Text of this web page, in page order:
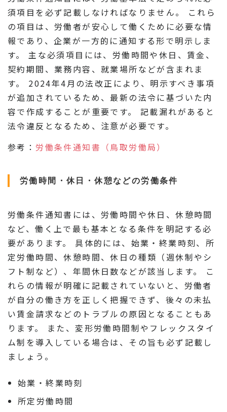
須項目を必ず記載しなければなりません。 これら
の項目は、労働者が安心して働くために必要な情
報であり、企業が一方的に通知する形で明示しま
す。 主な必須項目には、労働時間や休日、賃金、
契約期間、業務内容、就業場所などが含まれま
す。 2024年4月の法改正により、明示すべき事項
が追加されているため、最新の法令に基づいた内
容で作成することが重要です。 記載漏れがあると
法令違反となるため、注意が必要です。
参考： 労働条件通知書（鳥取労働局）
労働時間・休日・休憩などの労働条件
労働条件通知書には、労働時間や休日、休憩時間
など、働く上で最も基本となる条件を明記する必
要があります。 具体的には、始業・終業時刻、所
定労働時間、休憩時間、休日の種類（週休制やシ
フト制など）、年間休日数などが該当します。 こ
れらの情報が明確に記載されていないと、労働者
が自分の働き方を正しく把握できず、後々の未払
い賃金請求などのトラブルの原因となることもあ
ります。 また、変形労働時間制やフレックスタイ
ム制を導入している場合は、その旨も必ず記載し
ましょう。
始業・終業時刻
所定労働時間